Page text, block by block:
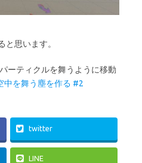
と思います。
ーティクルを舞うように移動
中を舞う塵を作る #2
twitter
LINE